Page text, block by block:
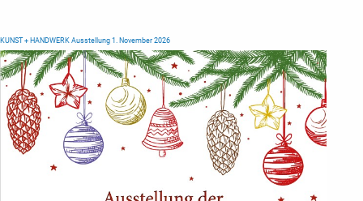
KUNST + HANDWERK Ausstellung 1. November 2026